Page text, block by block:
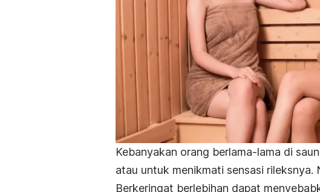
Kebanyakan orang berlama-lama di
atau untuk menikmati sensasi
Berkeringat berlebihan dapat